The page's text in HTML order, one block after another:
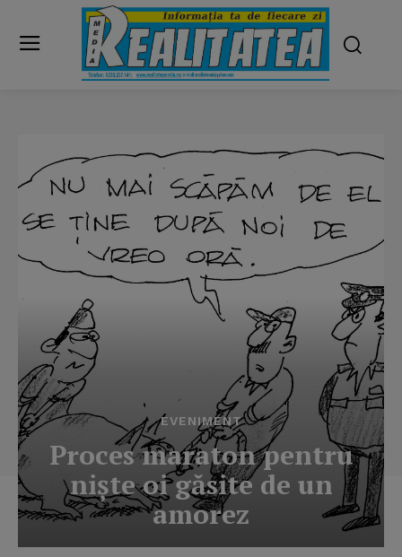
EVENIMENT
Proces maraton pentru
nişte oi găsite de un
amorez